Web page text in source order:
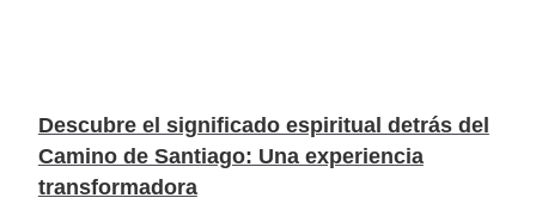
Descubre el significado espiritual detrás del
Camino de Santiago: Una experiencia
transformadora